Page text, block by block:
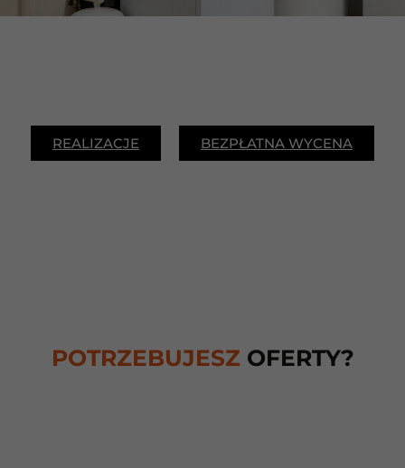
REALIZACJE BEZPŁATNA WYCENA
POTRZEBUJESZ OFERTY?